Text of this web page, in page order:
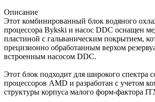
Описание
Этот комбинированный блок водяного
процессора Bykski и насос DDC оснащен
пластиной с гальваническим покрытием,
прецизионно обработанным верхом
встроенным насосом DDC.
Этот блок подходит для широкого спектра
процессоров AMD и разработан с учетом
структуры корпуса малого форм-фактора